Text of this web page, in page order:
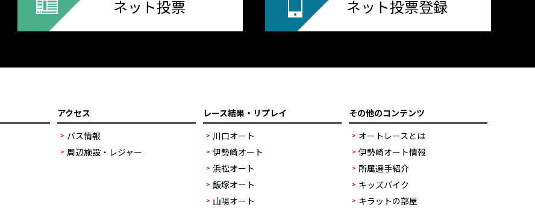
ネット投票 ネット投票登録
アクセス
バス情報
周辺施設・レジャー
レース結果・リプレイ
川口オート
伊勢崎オート
浜松オート
飯塚オート
山陽オート
その他のコンテンツ
オートレースとは
伊勢崎オート情報
所属選手紹介
キッズバイク
キラットの部屋